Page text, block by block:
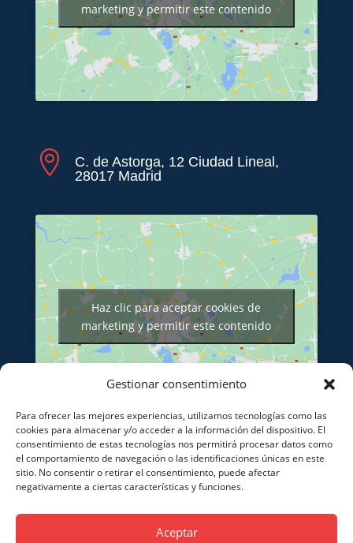
Gestionar consentimiento
Para ofrecer las mejores experiencias, utilizamos tecnologías como las
cookies para almacenar y/o acceder a la información del dispositivo. El
consentimiento de estas tecnologías nos permitirá procesar datos como
el comportamiento de navegación o las identificaciones únicas en este
sitio. No consentir o retirar el consentimiento, puede afectar
negativamente a ciertas características y funciones.
Aceptar
marketing y permitir este contenido

C. de Astorga, 12 Ciudad Lineal,
28017 Madrid
Haz clic para aceptar cookies de
marketing y permitir este contenido
Financiado por la Unión Europea – NextGenerationEU